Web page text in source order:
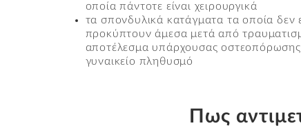
οποία πάντοτε είναι χειρουργικά
τα σπονδυλικά κατάγματα τα οποία δεν
προκύπτουν άμεσα μετά από
αποτέλεσμα υπάρχουσας οστεοπόρωσης
γυναικείο πληθυσμό
Πως